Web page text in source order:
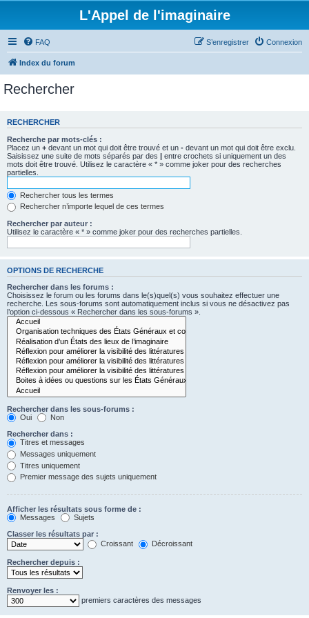
L'Appel de l'imaginaire
FAQ Connexion
S’enregistrer
Index du forum
Rechercher
RECHERCHER
Recherche par mots-clés :
Placez un + devant un mot qui doit être trouvé et un - devant un mot qui doit être exclu.
Saisissez une suite de mots séparés par des | entre crochets si uniquement un des
mots doit être trouvé. Utilisez le caractère « * » comme joker pour des recherches
partielles.
Rechercher tous les termes
Rechercher n’importe lequel de ces termes
Rechercher par auteur :
Utilisez le caractère « * » comme joker pour des recherches partielles.
OPTIONS DE RECHERCHE
Rechercher dans les forums :
Choisissez le forum ou les forums dans le(s)quel(s) vous souhaitez effectuer une
recherche. Les sous-forums sont automatiquement inclus si vous ne désactivez pas
l’option ci-dessous « Rechercher dans les sous-forums ».
Rechercher dans les sous-forums :
Oui
Non
Rechercher dans :
Titres et messages
Messages uniquement
Titres uniquement
Premier message des sujets uniquement
Afficher les résultats sous forme de :
Messages
Sujets
Classer les résultats par :
Croissant
Décroissant
Rechercher depuis :
Renvoyer les :
premiers caractères des messages